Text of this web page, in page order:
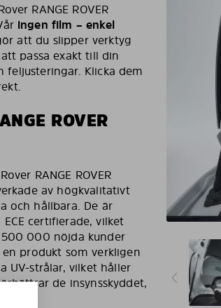
RANGE ROVER
ingen film – enkel
att du slipper verktyg
passa exakt till din
Klicka dem
ROVER
RANGE ROVER
av högkvalitativt
och hållbara. De är
certifierade, vilket
500 000 nöjda kunder
produkt som verkligen
UV-strålar, vilket håller
de insynsskyddet,